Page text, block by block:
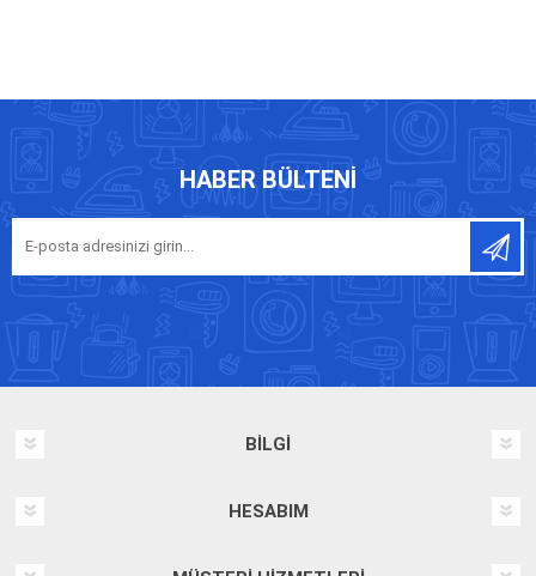
HABER BÜLTENI
BILGI
HESABIM